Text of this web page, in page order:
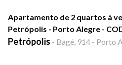
Apartamento de 2 quartos à
Petrópolis - Porto Alegre -
Petrópolis - Bagé, 914 - Porto